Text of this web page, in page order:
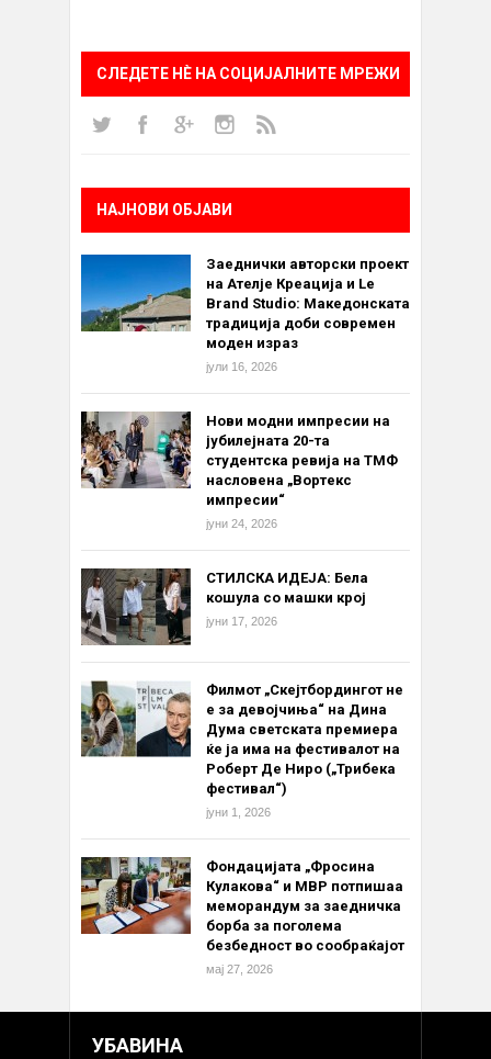
СЛЕДЕТЕ НÈ НА СОЦИЈАЛНИТЕ МРЕЖИ
НАЈНОВИ ОБЈАВИ
Заеднички авторски проект
на Ателје Креација и Le
Brand Studio: Македонската
традиција доби современ
моден израз
јули 16, 2026
Нови модни импресии на
јубилејната 20-та
студентска ревија на ТМФ
насловена „Вортекс
импресии“
јуни 24, 2026
СТИЛСКА ИДЕЈА: Бела
кошула со машки крој
јуни 17, 2026
Филмот „Скејтбордингот не
е за девојчиња“ на Дина
Дума светската премиера
ќе ја има на фестивалот на
Роберт Де Ниро („Трибека
фестивал“)
јуни 1, 2026
Фондацијата „Фросина
Кулакова“ и МВР потпишаа
меморандум за заедничка
борба за поголема
безбедност во сообраќајот
мај 27, 2026
УБАВИНА